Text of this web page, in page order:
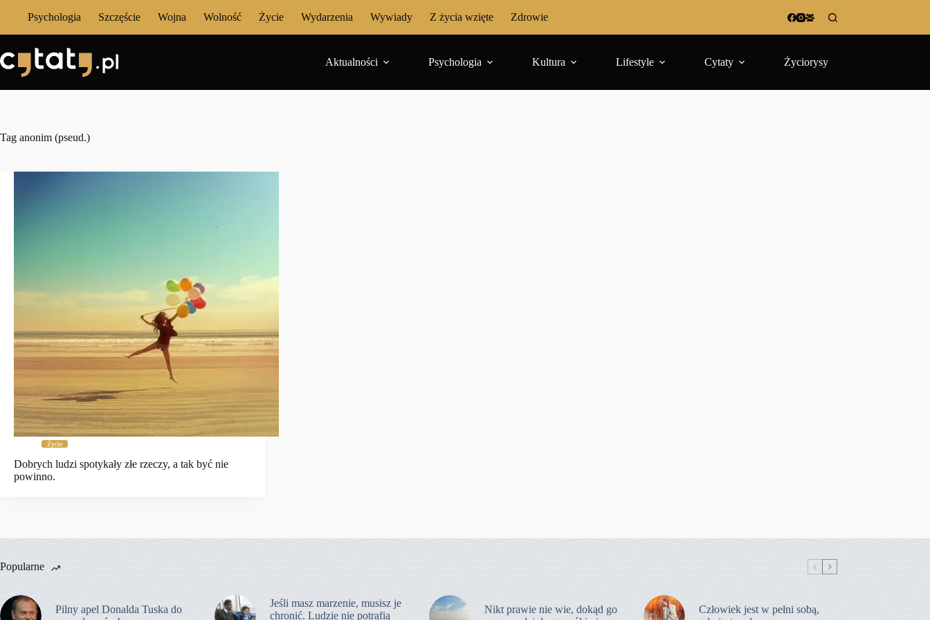
Psychologia Szczęście Wojna Wolność Życie Wydarzenia Wywiady Z życia wzięte Zdrowie
Aktualności Psychologia Kultura Lifestyle Cytaty Życiorysy
Tag anonim (pseud.)
Życie
Dobrych ludzi spotykały złe rzeczy, a tak być nie
powinno.
Popularne
Pilny apel Donalda Tuska do
Jeśli masz marzenie, musisz je
chronić. Ludzie nie potrafią
Nikt prawie nie wie, dokąd go
Człowiek jest w pełni sobą,